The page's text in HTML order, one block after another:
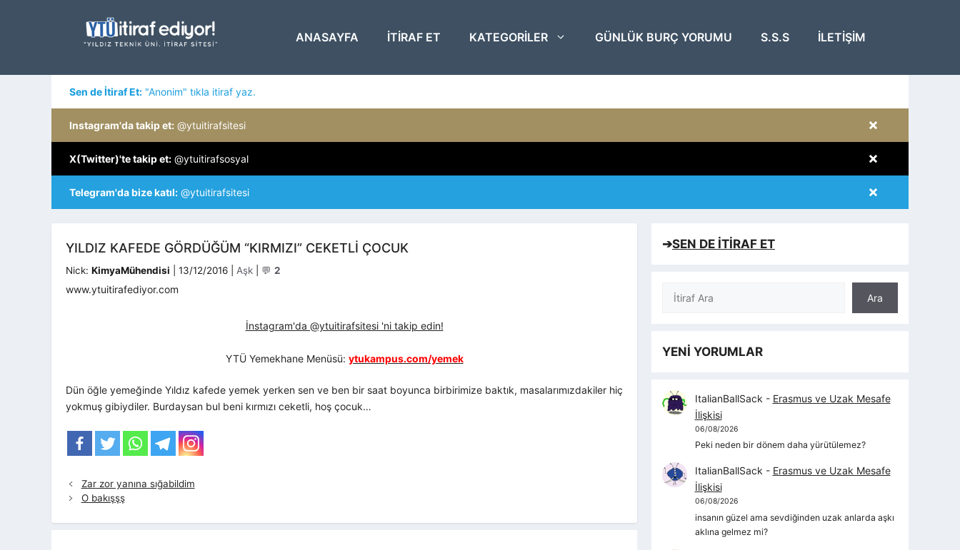
ANASAYFA ITIRAF ET KATEGORILER GÜNLÜK BURÇ YORUMU S.S.S İLETIŞIM
Sen de İtiraf Et: "Anonim" tıkla itiraf yaz.
×
Instagram'da takip et: @ytuitirafsitesi
×
X(Twitter)'te takip et: @ytuitirafsosyal
×
Telegram'da bize katıl: @ytuitirafsitesi
YILDIZ KAFEDE GÖRDÜĞÜM “KIRMIZI” CEKETLI ÇOCUK
Nick: KimyaMühendisi 13/12/2016 Kategoriler
Aşk 💬 2
www.ytuitirafediyor.com
İnstagram'da @ytuitirafsitesi 'ni takip edin!
YTÜ Yemekhane Menüsü: ytukampus.com/yemek
Dün öğle yemeğinde Yıldız kafede yemek yerken sen ve ben bir saat boyunca birbirimize baktık, masalarımızdakiler hiç
yokmuş gibiydiler. Burdaysan bul beni kırmızı ceketli, hoş çocuk…
Zar zor yanına sığabildim
O bakışşş
➔SEN DE İTİRAF ET
Ara
Ara
YENİ YORUMLAR
ItalianBallSack - Erasmus ve Uzak Mesafe
İlişkisi
06/08/2026
Peki neden bir dönem daha yürütülemez?
ItalianBallSack - Erasmus ve Uzak Mesafe
İlişkisi
06/08/2026
insanın güzel ama sevdiğinden uzak anlarda aşkı
aklına gelmez mi?